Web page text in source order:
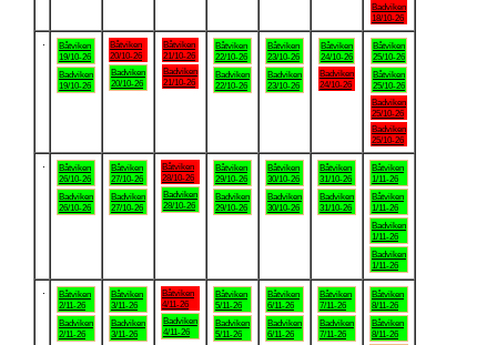
Badviken
18/10-26
Båtviken
19/10-26
Badviken
19/10-26
Båtviken
20/10-26
Badviken
20/10-26
Båtviken
21/10-26
Badviken
21/10-26
Båtviken
22/10-26
Badviken
22/10-26
Båtviken
23/10-26
Badviken
23/10-26
Båtviken
24/10-26
Badviken
24/10-26
Båtviken
25/10-26
Båtviken
25/10-26
Badviken
25/10-26
Badviken
25/10-26
Båtviken
26/10-26
Badviken
26/10-26
Båtviken
27/10-26
Badviken
27/10-26
Båtviken
28/10-26
Badviken
28/10-26
Båtviken
29/10-26
Badviken
29/10-26
Båtviken
30/10-26
Badviken
30/10-26
Båtviken
31/10-26
Badviken
31/10-26
Båtviken
1/11-26
Båtviken
1/11-26
Badviken
1/11-26
Badviken
1/11-26
Båtviken
2/11-26
Badviken
2/11-26
Båtviken
3/11-26
Badviken
3/11-26
Båtviken
4/11-26
Badviken
4/11-26
Båtviken
5/11-26
Badviken
5/11-26
Båtviken
6/11-26
Badviken
6/11-26
Båtviken
7/11-26
Badviken
7/11-26
Båtviken
8/11-26
Båtviken
8/11-26